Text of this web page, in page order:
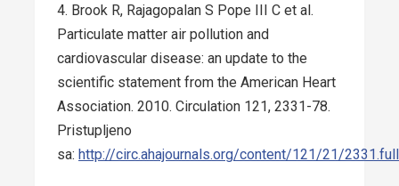
4. Brook R, Rajagopalan S Pope III C et al.
Particulate matter air pollution and
cardiovascular disease: an update to the
scientific statement from the American Heart
Association. 2010. Circulation 121, 2331-78.
Pristupljeno
sa: http://circ.ahajournals.org/content/121/21/